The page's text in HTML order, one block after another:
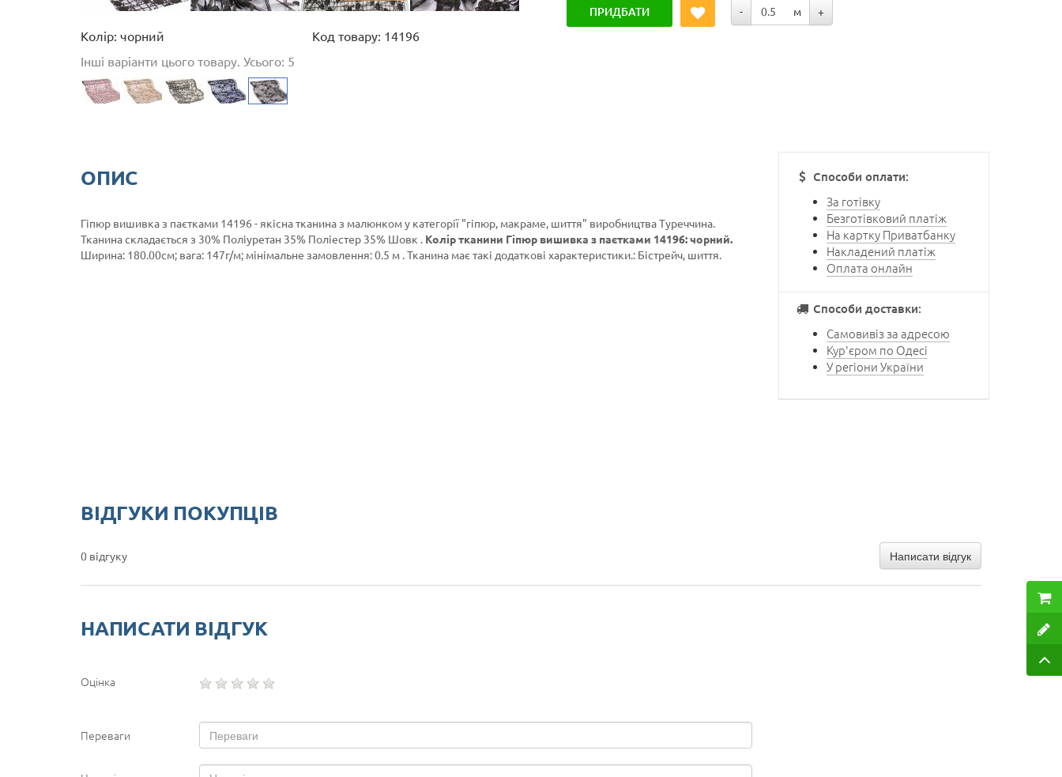
Колір: чорний
Код товару: 14196
Інші варіанти цього товару. Усього: 5
ПРИДБАТИ - м +
ОПИС
Гіпюр вишивка з паєтками 14196 - якісна тканина з малюнком у категорії "гіпюр, макраме, шиття" виробництва Туреччина.
Тканина складається з 30% Поліуретан 35% Поліестер 35% Шовк . Колір тканини Гіпюр вишивка з паєтками 14196: чорний.
Ширина: 180.00см; вага: 147г/м; мінімальне замовлення: 0.5 м . Тканина має такі додаткові характеристики.: Бістрейч, шиття.
Способи оплати:
За готівку
Безготівковий платіж
На картку Приватбанку
Накладений платіж
Оплата онлайн
Способи доставки:
Самовивіз за адресою
Кур'єром по Одесі
У регіони України
ВІДГУКИ ПОКУПЦІВ
0 відгуку Написати відгук
НАПИСАТИ ВІДГУК
Оцінка
Переваги